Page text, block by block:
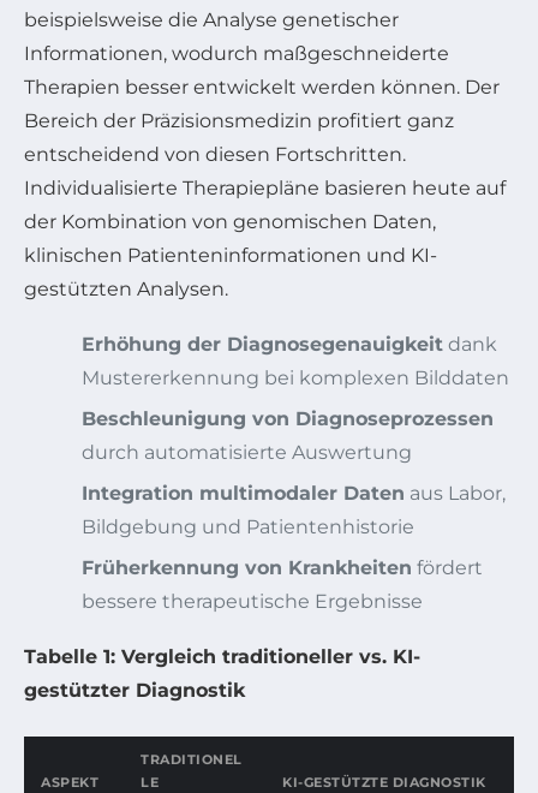
beispielsweise die Analyse genetischer
Informationen, wodurch maßgeschneiderte
Therapien besser entwickelt werden können. Der
Bereich der Präzisionsmedizin profitiert ganz
entscheidend von diesen Fortschritten.
Individualisierte Therapiepläne basieren heute auf
der Kombination von genomischen Daten,
klinischen Patienteninformationen und KI-
gestützten Analysen.
Erhöhung der Diagnosegenauigkeit dank
Mustererkennung bei komplexen Bilddaten
Beschleunigung von Diagnoseprozessen
durch automatisierte Auswertung
Integration multimodaler Daten aus Labor,
Bildgebung und Patientenhistorie
Früherkennung von Krankheiten fördert
bessere therapeutische Ergebnisse
Tabelle 1: Vergleich traditioneller vs. KI-
gestützter Diagnostik
ASPEKT
TRADITIONEL
LE
KI-GESTÜTZTE DIAGNOSTIK